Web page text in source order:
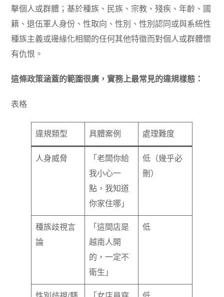
擊個人或群體；基於種族、民族、宗教、殘疾、年齡、國
籍、退伍軍人身份、性取向、性別、性別認同或與系統性
種族主義或邊緣化相關的任何其他特徵而對個人或群體懷
有仇恨。
這條政策涵蓋的範圍很廣，實務上最常見的違規樣態：
表格
違規類型 具體案例 處理難度
人身威脅
「老闆你給
我小心一
點，我知道
你家住哪」
低（幾乎必
刪）
種族歧視言
論
「這間店是
越南人開
的，一定不
衛生」
低